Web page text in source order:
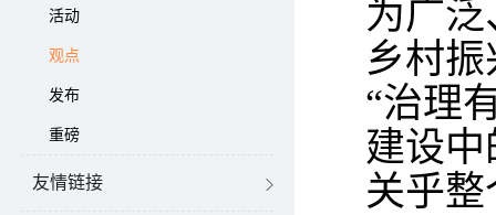
活动
观点
发布
重磅
友情链接
为广
乡村
“治理
建设
关乎